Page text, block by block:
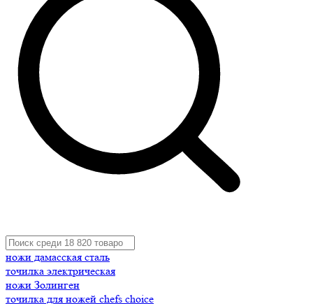
ножи дамасская сталь
точилка электрическая
ножи Золинген
точилка для ножей chefs choice